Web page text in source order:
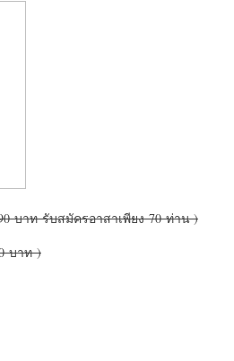
าท รับสมัครอาสาเพียง 70 ท่าน )
บาท )